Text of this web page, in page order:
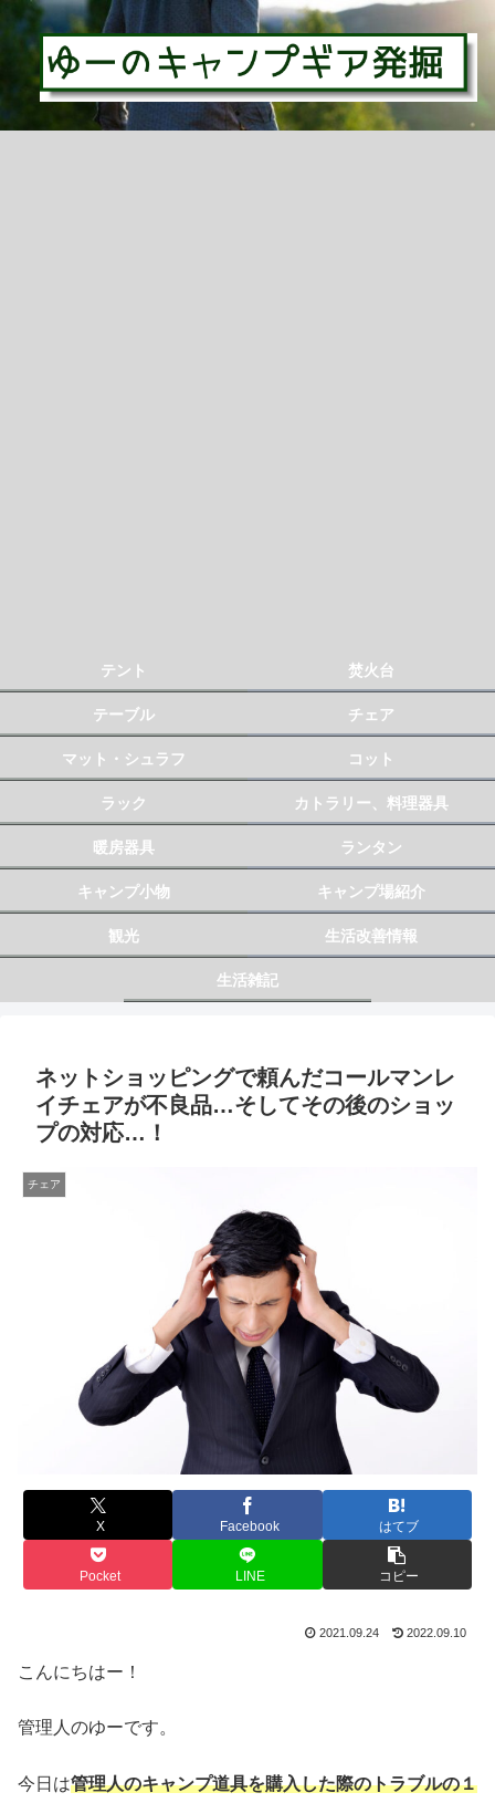
テント 焚火台
テーブル チェア
マット・シュラフ コット
ラック カトラリー、料理器具
暖房器具 ランタン
キャンプ小物 キャンプ場紹介
観光 生活改善情報
生活雑記
ネットショッピングで頼んだコールマンレ
イチェアが不良品…そしてその後のショッ
プの対応…！
チェア
X Facebook はてブ
Pocket LINE コピー
2021.09.24 2022.09.10
こんにちはー！
管理人のゆーです。
今日は管理人のキャンプ道具を購入した際のトラブルの１